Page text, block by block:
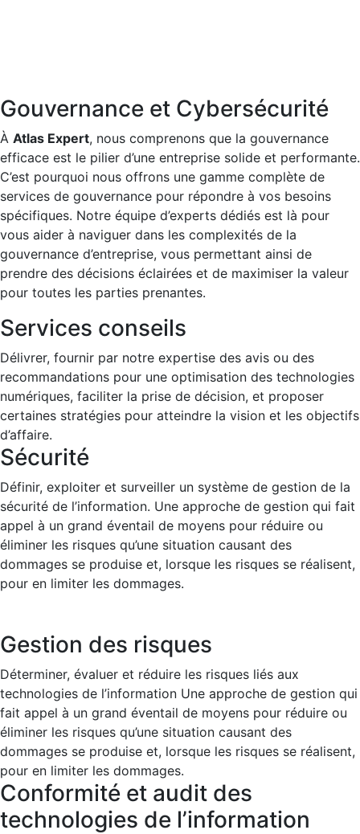
Gouvernance et Cybersécurité
À Atlas Expert, nous comprenons que la gouvernance
efficace est le pilier d’une entreprise solide et performante.
C’est pourquoi nous offrons une gamme complète de
services de gouvernance pour répondre à vos besoins
spécifiques. Notre équipe d’experts dédiés est là pour
vous aider à naviguer dans les complexités de la
gouvernance d’entreprise, vous permettant ainsi de
prendre des décisions éclairées et de maximiser la valeur
pour toutes les parties prenantes.
Services conseils
Délivrer, fournir par notre expertise des avis ou des
recommandations pour une optimisation des technologies
numériques, faciliter la prise de décision, et proposer
certaines stratégies pour atteindre la vision et les objectifs
d’affaire.
Sécurité
Définir, exploiter et surveiller un système de gestion de la
sécurité de l’information. Une approche de gestion qui fait
appel à un grand éventail de moyens pour réduire ou
éliminer les risques qu’une situation causant des
dommages se produise et, lorsque les risques se réalisent,
pour en limiter les dommages.
Gestion des risques
Déterminer, évaluer et réduire les risques liés aux
technologies de l’information Une approche de gestion qui
fait appel à un grand éventail de moyens pour réduire ou
éliminer les risques qu’une situation causant des
dommages se produise et, lorsque les risques se réalisent,
pour en limiter les dommages.
Conformité et audit des
technologies de l’information